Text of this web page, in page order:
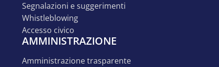
segnalazioni e suggerimenti
whistleblowing
accesso civico
AMMINISTRAZIONE
amministrazione trasparente